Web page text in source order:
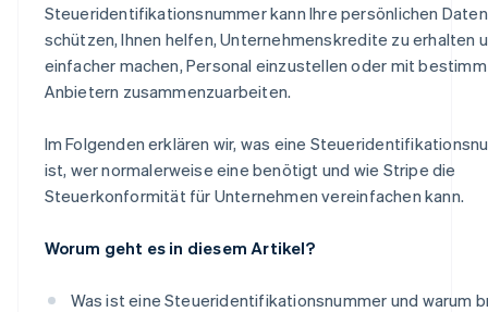
Steueridentifikationsnummer kann Ihre persönlichen Daten
schützen, Ihnen helfen, Unternehmenskredite zu erhalten
einfacher machen, Personal einzustellen oder mit
Anbietern zusammenzuarbeiten.
Im Folgenden erklären wir, was eine
ist, wer normalerweise eine benötigt und wie Stripe die
Steuerkonformität für Unternehmen vereinfachen kann.
Worum geht es in diesem Artikel?
Was ist eine Steueridentifikationsnummer und warum